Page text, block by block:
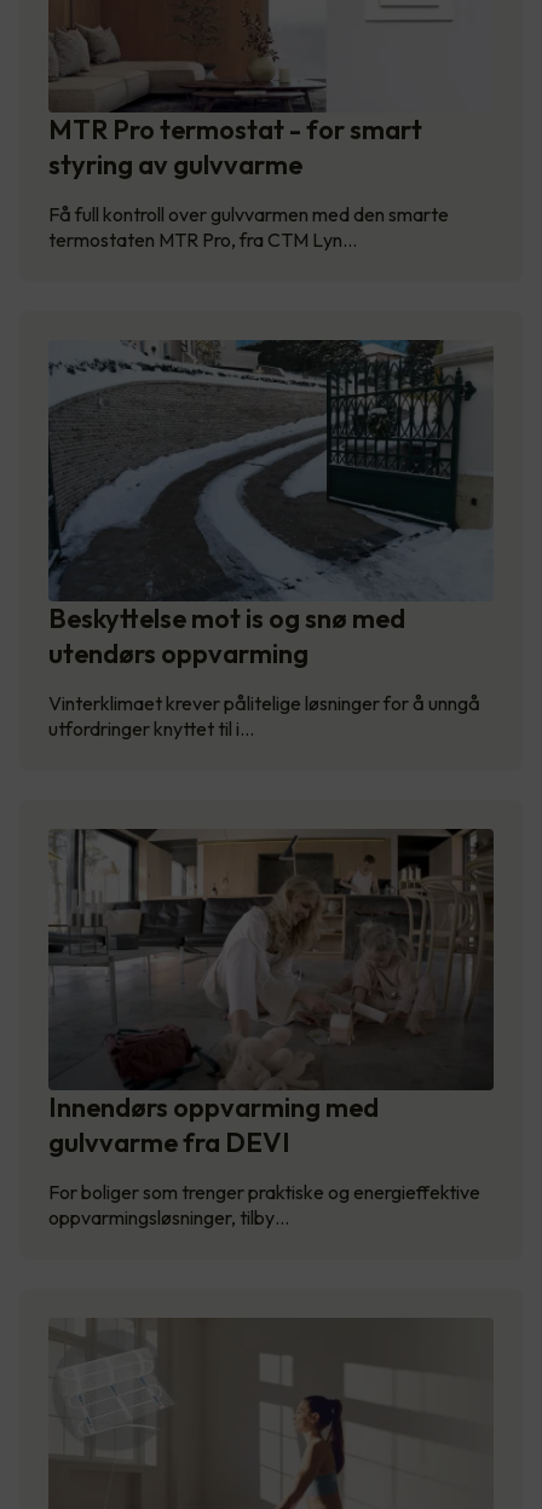
MTR Pro termostat - for smart
styring av gulvvarme
Få full kontroll over gulvvarmen med den smarte
termostaten MTR Pro, fra CTM Lyn…
Beskyttelse mot is og snø med
utendørs oppvarming
Vinterklimaet krever pålitelige løsninger for å unngå
utfordringer knyttet til i…
Innendørs oppvarming med
gulvvarme fra DEVI
For boliger som trenger praktiske og energieffektive
oppvarmingsløsninger, tilby…